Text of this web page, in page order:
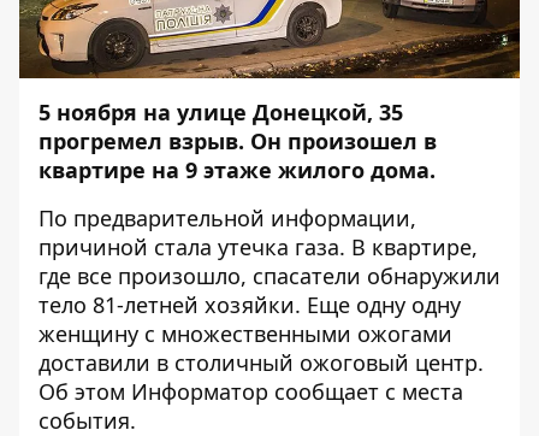
5 ноября на улице Донецкой, 35
прогремел взрыв. Он произошел в
квартире на 9 этаже жилого дома.
По предварительной информации,
причиной стала утечка газа. В квартире,
где все произошло, спасатели обнаружили
тело 81-летней хозяйки. Еще одну одну
женщину с множественными ожогами
доставили в столичный ожоговый центр.
Об этом Информатор сообщает с места
события.